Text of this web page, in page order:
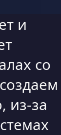
и
со
из-за